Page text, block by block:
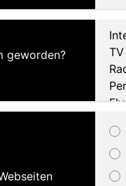
geworden?